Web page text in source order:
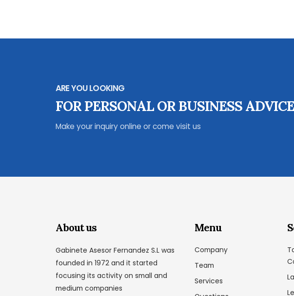
ARE YOU LOOKING
FOR PERSONAL OR BUSINESS
Make your inquiry online or come visit us
About us
Gabinete Asesor Fernandez S.L was
founded in 1972 and it started
focusing its activity on small and
medium companies
Menu
Company
Team
Services